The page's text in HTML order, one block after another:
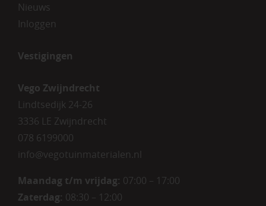
Nieuws
Inloggen
Vestigingen
Vego Zwijndrecht
Lindtsedijk 24-26
3336 LE Zwijndrecht
078 6199000
info@vegotuinmaterialen.nl
Maandag t/m vrijdag: 07:00 – 17:00
Zaterdag: 08:30 – 12:00